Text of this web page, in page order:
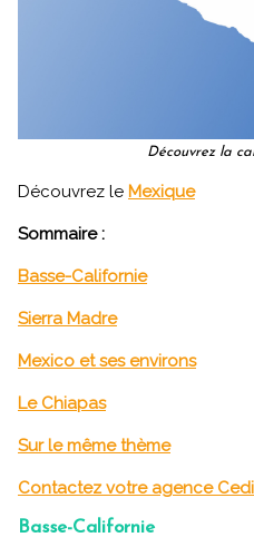
Découvrez la
Découvrez le Mexique
Sommaire :
Basse-Californie
Sierra Madre
Mexico et ses environs
Le Chiapas
Sur le même thème
Contactez votre agence
Basse-Californie